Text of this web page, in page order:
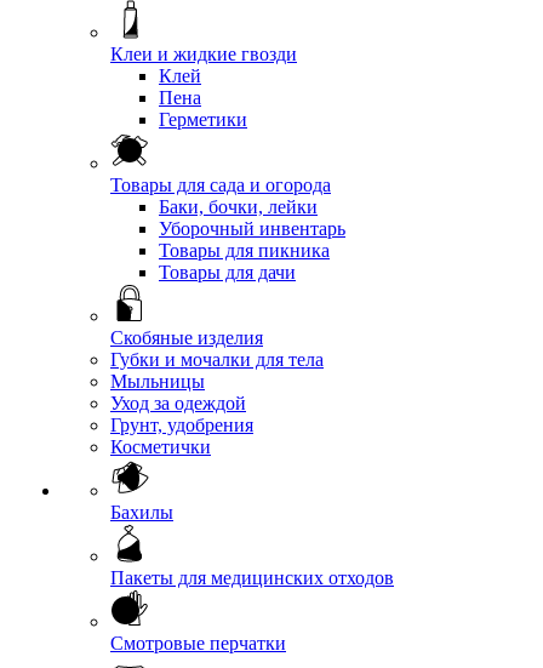
Клеи и жидкие гвозди
Клей
Пена
Герметики
Товары для сада и огорода
Баки, бочки, лейки
Уборочный инвентарь
Товары для пикника
Товары для дачи
Скобяные изделия
Губки и мочалки для тела
Мыльницы
Уход за одеждой
Грунт, удобрения
Косметички
Бахилы
Пакеты для медицинских отходов
Смотровые перчатки